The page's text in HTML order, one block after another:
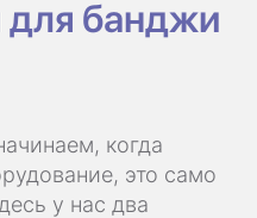
для банджи
когда
это само
у нас два